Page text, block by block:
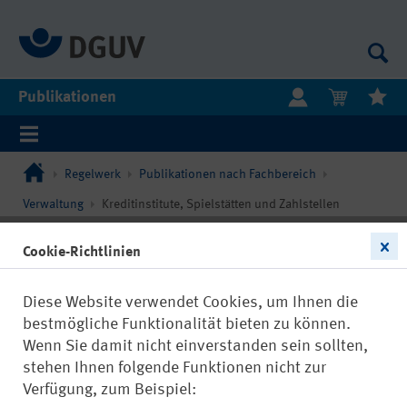
Publikationen
Regelwerk Publikationen nach Fachbereich
Verwaltung Kreditinstitute, Spielstätten und Zahlstellen
Cookie-Richtlinien
Diese Website verwendet Cookies, um Ihnen die
bestmögliche Funktionalität bieten zu können.
Wenn Sie damit nicht einverstanden sein sollten,
stehen Ihnen folgende Funktionen nicht zur
Verfügung, zum Beispiel: